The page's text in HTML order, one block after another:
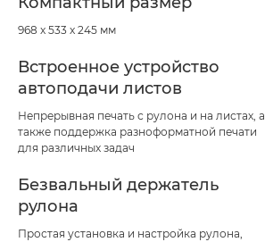
968 x 533 x 245 мм
Встроенное устройство
автоподачи листов
Непрерывная печать с рулона и на листах, а
также поддержка разноформатной печати
для различных задач
Безвальный держатель
рулона
Простая установка и настройка рулона,